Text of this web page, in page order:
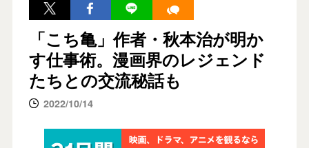
「こち亀」作者・秋本治が明か
す仕事術。漫画界のレジェンド
たちとの交流秘話も
2022/10/14